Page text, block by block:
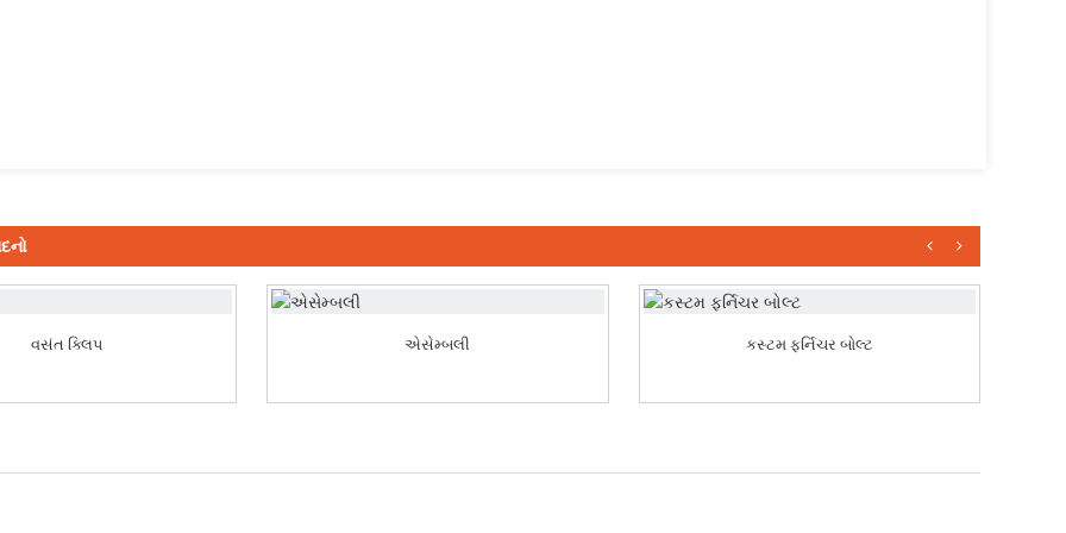
વસંત ક્લિપ એસેમ્બલી કસ્ટમ ફર્નિચર બોલ્ટ